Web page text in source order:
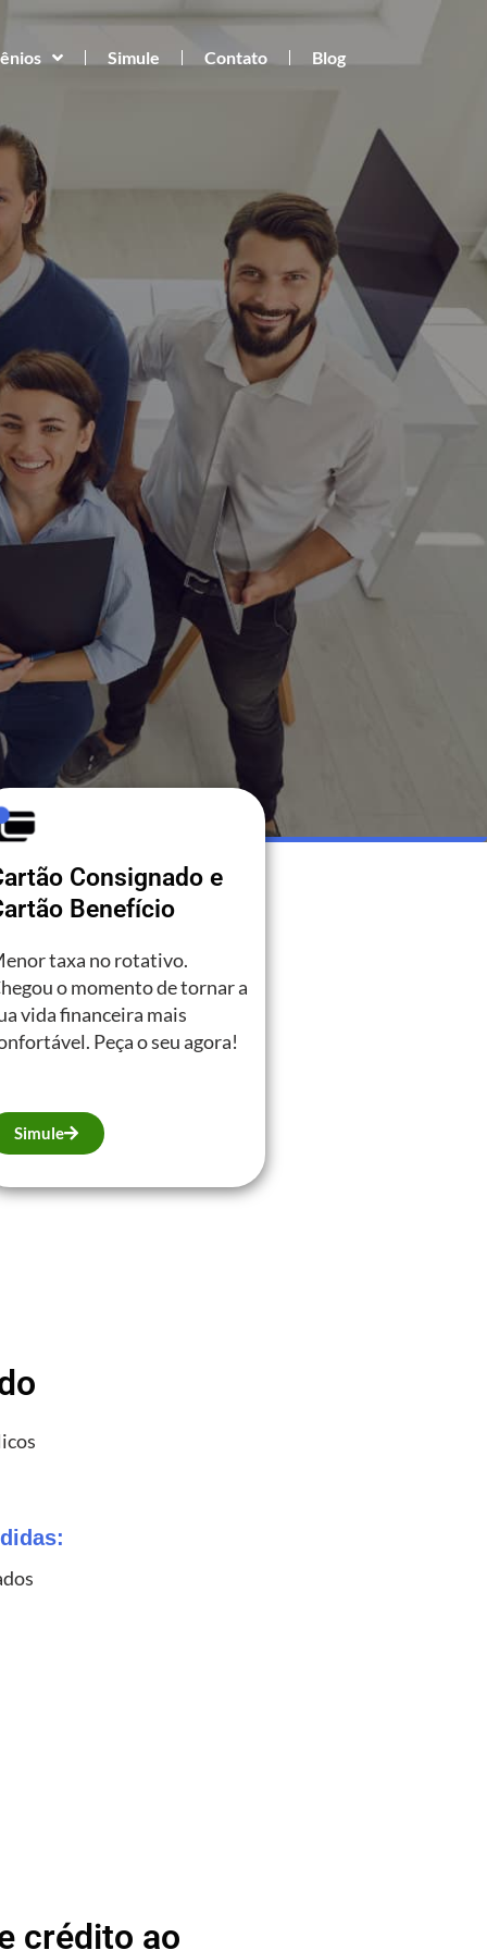
Simule Contato Blog
Consignado e
Benefício
taxa no rotativo.
o momento de tornar a
vida financeira mais
Peça o seu agora!
Simule
crédito ao